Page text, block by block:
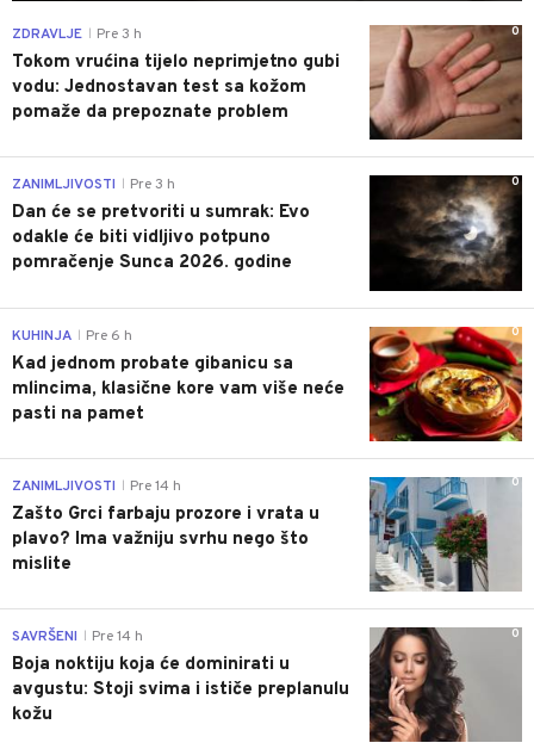
0
ZDRAVLJE Pre 3 h
Tokom vrućina tijelo neprimjetno gubi
vodu: Jednostavan test sa kožom
pomaže da prepoznate problem
0
ZANIMLJIVOSTI Pre 3 h
Dan će se pretvoriti u sumrak: Evo
odakle će biti vidljivo potpuno
pomračenje Sunca 2026. godine
0
KUHINJA Pre 6 h
Kad jednom probate gibanicu sa
mlincima, klasične kore vam više neće
pasti na pamet
0
ZANIMLJIVOSTI Pre 14 h
Zašto Grci farbaju prozore i vrata u
plavo? Ima važniju svrhu nego što
mislite
0
SAVRŠENI Pre 14 h
Boja noktiju koja će dominirati u
avgustu: Stoji svima i ističe preplanulu
kožu